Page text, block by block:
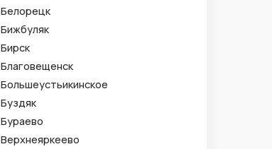
Белорецк
Бижбуляк
Бирск
Благовещенск
Большеустьикинское
Буздяк
Бураево
Верхнеяркеево